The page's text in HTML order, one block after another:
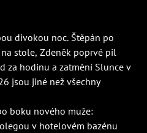
divokou noc. Štěpán po
stole, Zdeněk poprvé pil
za hodinu a zatmění Slunce v
jsou jiné než všechny
boku nového muže:
v hotelovém bazénu